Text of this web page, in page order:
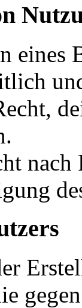
eines